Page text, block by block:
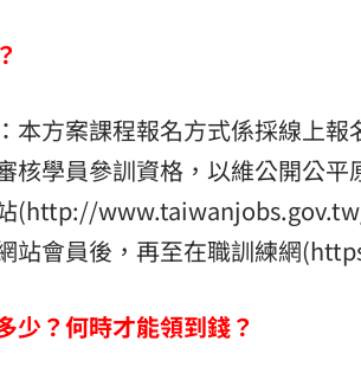
本方案課程報名方式係採線上
核學員參訓資格，以維公開公平
(http://
站會員後，再至在職訓練網
少？何時才能領到錢？